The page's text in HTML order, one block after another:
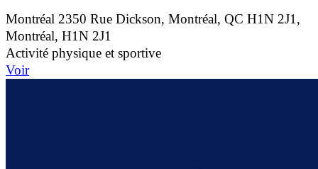
Montréal 2350 Rue Dickson, Montréal, QC H1N 2J1,
Montréal, H1N 2J1
Activité physique et sportive
Voir